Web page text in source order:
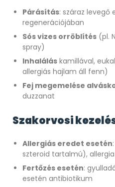
Párásítás: száraz levegő
regenerációjában
Sós vizes orröblítés (pl.
spray)
Inhalálás kamillával,
allergiás hajlam áll fenn)
Fej megemelése
duzzanat
Szakorvosi
Allergiás eredet esetén
szteroid tartalmú),
Fertőzés esetén:
esetén antibiotikum